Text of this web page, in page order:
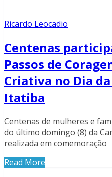
Ricardo Leocadio
Centenas
Passos de
Criativa no Dia
Itatiba
Centenas de mulheres e
do último domingo (8) da
realizada em comemoração
Read More